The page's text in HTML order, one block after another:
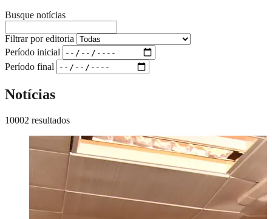
Busque notícias
Filtrar por editoria
Período inicial
Período final
Notícias
10002 resultados